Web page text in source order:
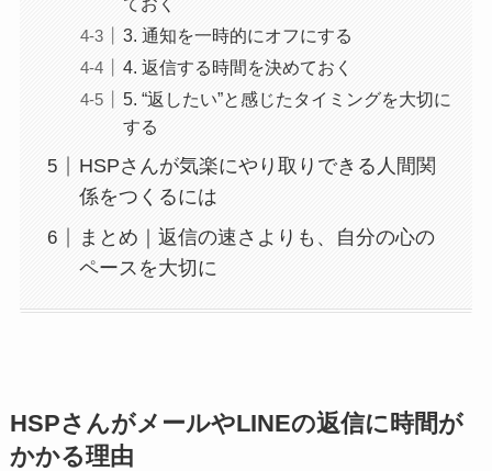
3. 通知を一時的にオフにする
4. 返信する時間を決めておく
5. “返したい”と感じたタイミングを大切に
する
HSPさんが気楽にやり取りできる人間関
係をつくるには
まとめ｜返信の速さよりも、自分の心の
ペースを大切に
HSPさんがメールやLINEの返信に時間が
かかる理由